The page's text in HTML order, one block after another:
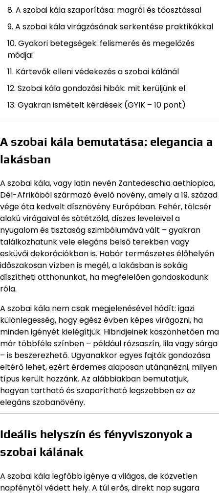
A szobai kála szaporítása: magról és tőosztással
A szobai kála virágzásának serkentése praktikákkal
Gyakori betegségek: felismerés és megelőzés
módjai
Kártevők elleni védekezés a szobai kálánál
Szobai kála gondozási hibák: mit kerüljünk el
Gyakran ismételt kérdések (GYIK – 10 pont)
A szobai kála bemutatása: elegancia a
lakásban
A szobai kála, vagy latin nevén Zantedeschia aethiopica,
Dél-Afrikából származó évelő növény, amely a 19. század
vége óta kedvelt dísznövény Európában. Fehér, tölcsér
alakú virágaival és sötétzöld, díszes leveleivel a
nyugalom és tisztaság szimbólumává vált – gyakran
találkozhatunk vele elegáns belső terekben vagy
esküvői dekorációkban is. Habár természetes élőhelyén
időszakosan vízben is megél, a lakásban is sokáig
díszítheti otthonunkat, ha megfelelően gondoskodunk
róla.
A szobai kála nem csak megjelenésével hódít: igazi
különlegesség, hogy egész évben képes virágozni, ha
minden igényét kielégítjük. Hibridjeinek köszönhetően ma
már többféle színben – például rózsaszín, lila vagy sárga
– is beszerezhető. Ugyanakkor egyes fajták gondozása
eltérő lehet, ezért érdemes alaposan utánanézni, milyen
típus került hozzánk. Az alábbiakban bemutatjuk,
hogyan tartható és szaporítható legszebben ez az
elegáns szobanövény.
Ideális helyszín és fényviszonyok a
szobai kálának
A szobai kála legfőbb igénye a világos, de közvetlen
napfénytől védett hely. A túl erős, direkt nap sugara